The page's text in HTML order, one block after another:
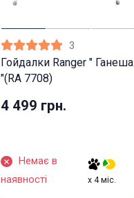
3
Гойдалки Ranger " Ганеша
"(RA 7708)
4 499 грн.
Немає в
наявності
x 4 міс.